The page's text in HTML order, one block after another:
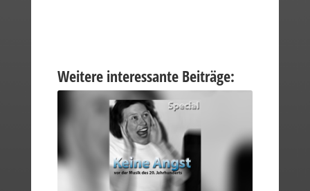
Weitere interessante Beiträge: